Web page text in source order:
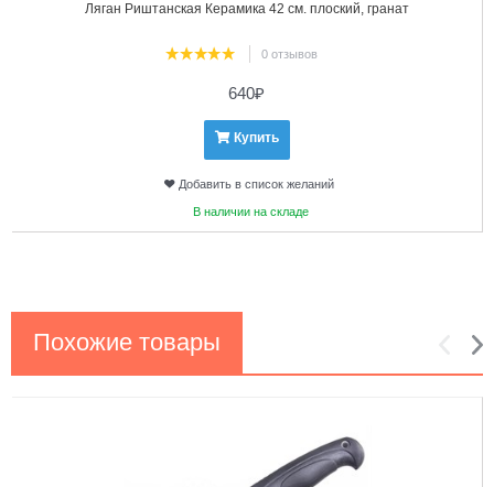
Ляган Риштанская Керамика 42 см. плоский, гранат
0 отзывов
640₽
Купить
Добавить в список желаний
В наличии на складе
Похожие товары